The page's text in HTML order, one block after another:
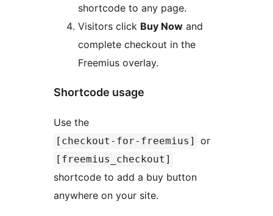
shortcode to any page.
Visitors click Buy Now and
complete checkout in the
Freemius overlay.
Shortcode usage
Use the
[checkout-for-freemius] or
[freemius_checkout]
shortcode to add a buy button
anywhere on your site.